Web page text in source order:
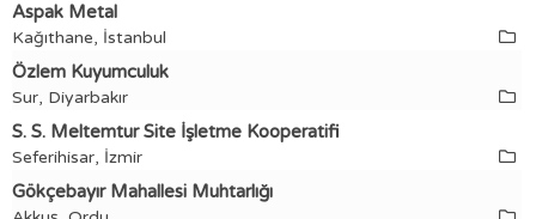
Aspak Metal
Kağıthane, İstanbul
Özlem Kuyumculuk
Sur, Diyarbakır
S. S. Meltemtur Site İşletme Kooperatifi
Seferihisar, İzmir
Gökçebayır Mahallesi Muhtarlığı